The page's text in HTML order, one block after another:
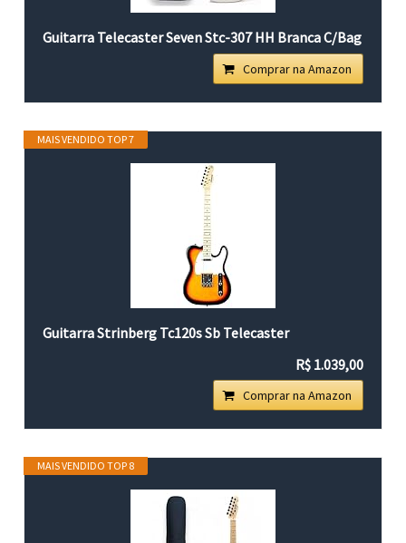
Guitarra Telecaster Seven Stc-307 HH Branca C/Bag
Comprar na Amazon
MAIS VENDIDO TOP 7
Guitarra Strinberg Tc120s Sb Telecaster
R$ 1.039,00
Comprar na Amazon
MAIS VENDIDO TOP 8